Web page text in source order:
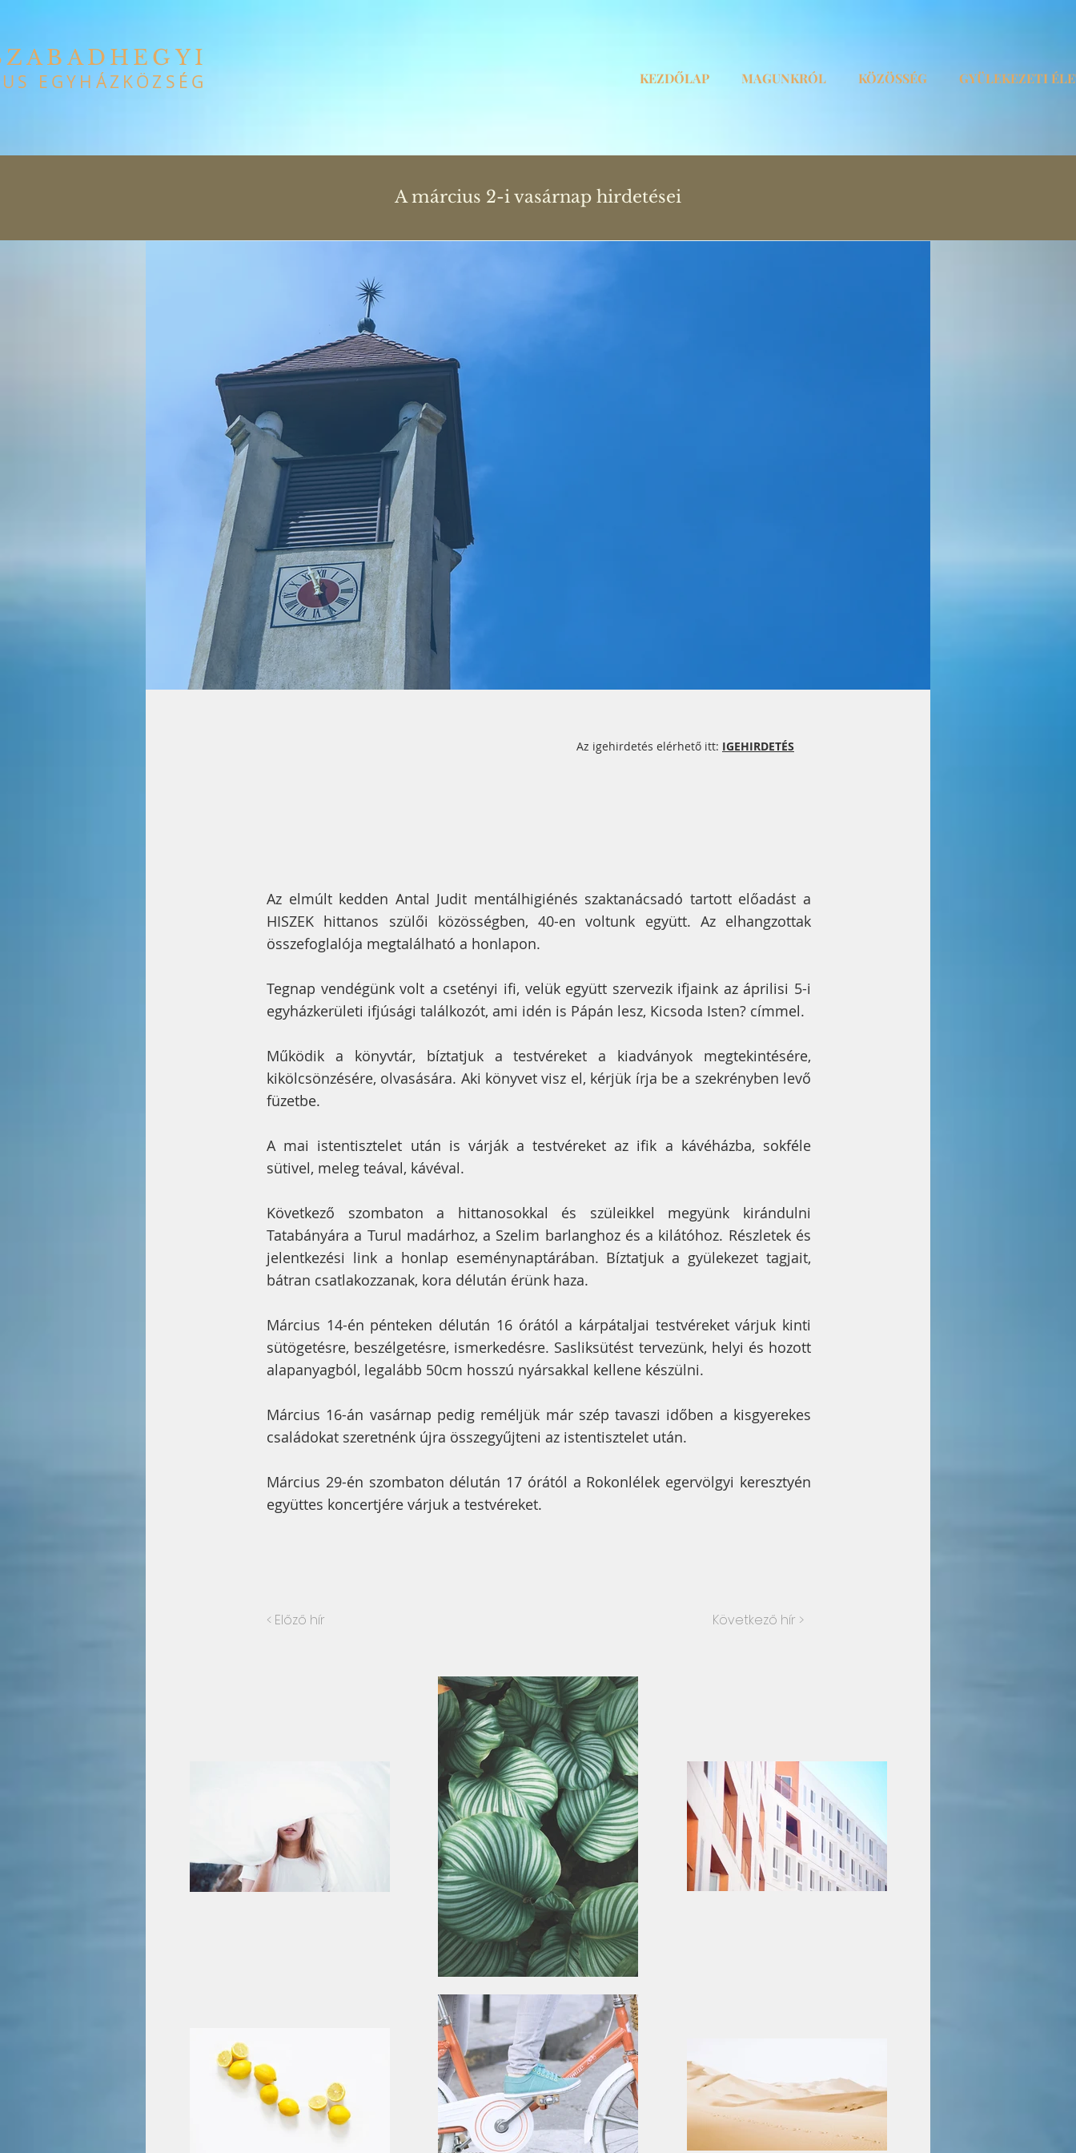
EGYHÁZKÖZSÉG KEZDŐLAP MAGUNKRÓL KÖZÖSSÉG GYÜLEKEZETI
A március 2-i vasárnap hirdetései
Az igehirdetés elérhető itt: IGEHIRDETÉS
Az elmúlt kedden Antal Judit mentálhigiénés szaktanácsadó tartott előadást a
HISZEK hittanos szülői közösségben, 40-en voltunk együtt. Az elhangzottak
összefoglalója megtalálható a honlapon.
Tegnap vendégünk volt a csetényi ifi, velük együtt szervezik ifjaink az áprilisi 5-i
egyházkerületi ifjúsági találkozót, ami idén is Pápán lesz, Kicsoda Isten? címmel.
Működik a könyvtár, bíztatjuk a testvéreket a kiadványok megtekintésére,
kikölcsönzésére, olvasására. Aki könyvet visz el, kérjük írja be a szekrényben levő
füzetbe.
A mai istentisztelet után is várják a testvéreket az ifik a kávéházba, sokféle
sütivel, meleg teával, kávéval.
Következő szombaton a hittanosokkal és szüleikkel megyünk kirándulni
Tatabányára a Turul madárhoz, a Szelim barlanghoz és a kilátóhoz. Részletek és
jelentkezési link a honlap eseménynaptárában. Bíztatjuk a gyülekezet tagjait,
bátran csatlakozzanak, kora délután érünk haza.
Március 14-én pénteken délután 16 órától a kárpátaljai testvéreket várjuk kinti
sütögetésre, beszélgetésre, ismerkedésre. Sasliksütést tervezünk, helyi és hozott
alapanyagból, legalább 50cm hosszú nyársakkal kellene készülni.
Március 16-án vasárnap pedig reméljük már szép tavaszi időben a kisgyerekes
családokat szeretnénk újra összegyűjteni az istentisztelet után.
Március 29-én szombaton délután 17 órától a Rokonlélek egervölgyi keresztyén
együttes koncertjére várjuk a testvéreket.
< Előző hír Következő hír >